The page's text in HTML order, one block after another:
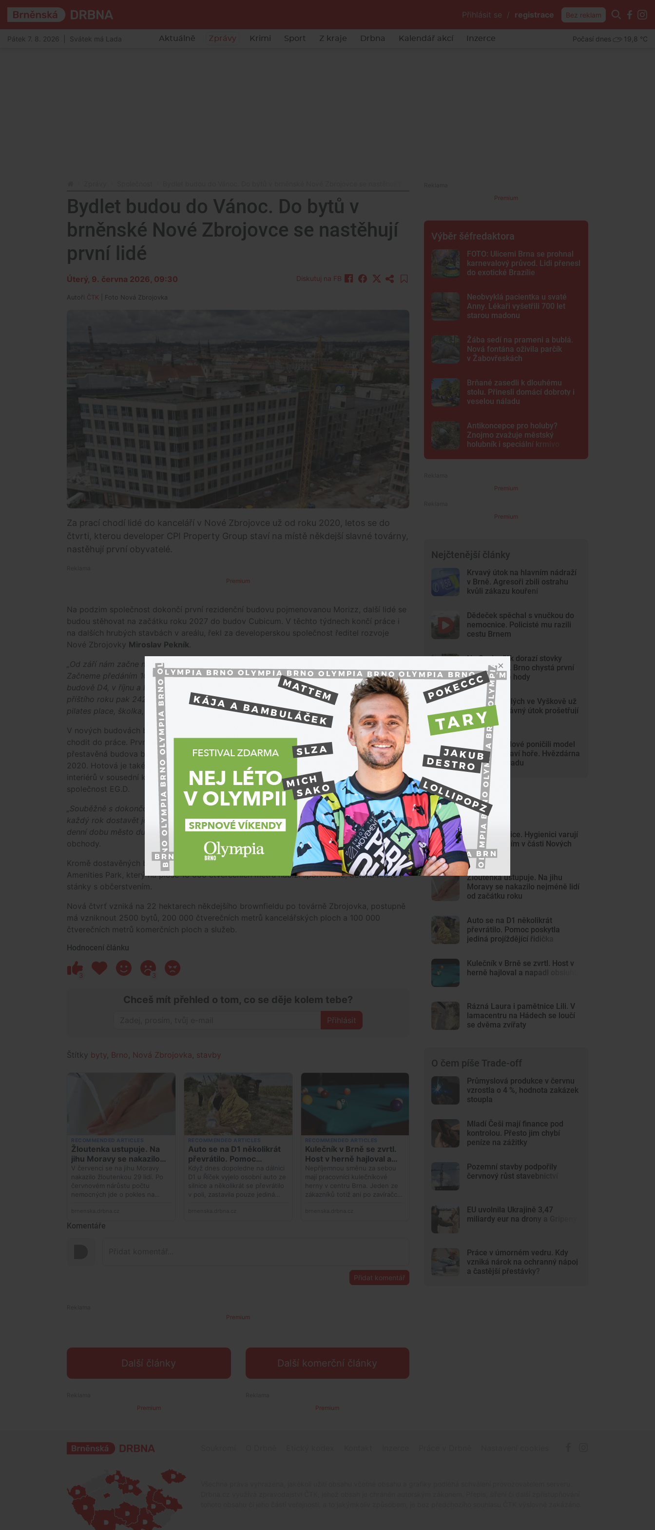
Přihlásit se / registrace Bez reklam
Pátek 7. 8. 2026 | Svátek má Lada Aktuálně Zprávy Krimi Sport Z kraje Drbna Kalendář akcí Inzerce Počasí dnes 19,8 °C
Bydlet budou do Vánoc. Do bytů v
brněnské Nové Zbrojovce se nastěhují
první lidé
Úterý, 9. června 2026, 09:30 Diskutuj na FB
Autoři ČTK | Foto Nová Zbrojovka
Za prací chodí lidé do kanceláří v Nové Zbrojovce už od roku 2020, letos se do
čtvrti, kterou developer CPI Property Group staví na místě někdejší slavné továrny,
nastěhují první obyvatelé.
Premium
Na podzim společnost dokončí první rezidenční budovu pojmenovanou Morizz, další lidé se
budou stěhovat na začátku roku 2027 do budov Cubicum. V těchto týdnech končí práce i
na dalších hrubých stavbách v areálu, řekl za developerskou společnost ředitel rozvoje
Nové Zbrojovky Miroslav Pekník.
„Od září nám začne maraton předávání dokončených prostor novým nájemcům či majitelům.
Začneme předáním 10.000 čtverečních metrů kancelářských prostor společnosti EG.D v
budově D4, v říjnu a listopadu předáváme 66 bytů v rezidenci Morizz, od ledna do října
příštího roku pak 242 bytů v rezidenci Cubicum a celou budovu Montowny, kde vznikne
pilates place, školka, supermarket a také 115 bytů nájemního bydlení,"
vyjmenoval Pekník.
V nových budovách bude bydlet mezi 600 a 1000 lidí, další budou do Nové Zbrojovky
chodit do práce. První budovou dokončenou v areálu Nové Zbrojovky byl Z-office, tedy
přestavěná budova bývalé nářaďovny, kam se první nájemci kanceláří nastěhovali v roce
2020. Hotová je také rekonstruovaná budova někdejšího ředitelství Zbrojovky, končí úpravy
interiérů v sousední kancelářské budově D4, kam se na podzim má přestěhovat distribuční
společnost EG.D.
„Souběžně s dokončováním rozestavených budov pracujeme na přípravě dalších. V plánu je
každý rok dostavět jeden obytný a jeden komerční blok, aby ze Zbrojovky nebylo v žádnou
denní dobu město duchů,"doplnil Pekník. Byty a kanceláře budou doplňovat služby a
obchody.
Kromě dostavěných budov na území Nové Zbrojovky funguje curlingová hala a takzvaný
Amenities Park, který na ploše 10 000 čtverečních metrů nabízí sportoviště, dětská hřiště i
stánky s občerstvením.
Nová čtvrť vzniká na 22 hektarech někdejšího brownfieldu po továrně Zbrojovka, postupně
má vzniknout 2500 bytů, 200 000 čtverečních metrů kancelářských ploch a 100 000
čtverečních metrů komerčních ploch a služeb.
Hodnocení článku
3 3
Chceš mít přehled o tom, co se děje kolem tebe?
Přihlásit
Štítky byty Brno Nová Zbrojovka stavby
Komentáře
Přidat komentář
Premium
Další články Další komerční články
Premium
Výběr šéfredaktora
FOTO: Ulicemi Brna se prohnal
karnevalový průvod. Lidi přenesl
do exotické Brazílie
Neobvyklá pacientka u svaté
Anny. Lékaři vyšetřili 700 let
starou madonu
Žába sedí na prameni a bublá.
Nová fontána oživila parčík
v Žabovřeskách
Brňané zasedli k dlouhému
stolu. Přinesli domácí dobroty i
veselou náladu
Antikoncepce pro holuby?
Znojmo zvažuje městský
holubník i speciální krmivo
Premium
Premium
Nejčtenější články
Krvavý útok na hlavním nádraží
v Brně. Agresoři zbili ostrahu
kvůli zákazu kouření
Dědeček spěchal s vnučkou do
nemocnice. Policisté mu razili
cestu Brnem
Na Svoboďák dorazí stovky
krojovaných. Brno chystá první
celoměstské hody
Gang nezletilých ve Vyškově už
dořádil. Nedávný útok prošetřují
kriminalisté
Mladí vandalové poničili model
Marsu na Kraví hoře. Hvězdárna
zařídila náhradu
Nejnovější články
Pozor na sinice. Hygienici varují
před koupáním v části Nových
Mlýnů
Žloutenka ustupuje. Na jihu
Moravy se nakazilo nejméně lidí
od začátku roku
Auto se na D1 několikrát
převrátilo. Pomoc poskytla
jediná projíždějící řidička
Kulečník v Brně se zvrtl. Host v
herně hajloval a napadl obsluhu
Rázná Laura i pamětnice Lili. V
lamacentru na Hádech se loučí
se dvěma zvířaty
O čem píše Trade-off
Průmyslová produkce v červnu
vzrostla o 4 %, hodnota zakázek
stoupla
Mladí Češi mají finance pod
kontrolou. Přesto jim chybí
peníze na zážitky
Pozemní stavby podpořily
červnový růst stavebnictví
EU uvolnila Ukrajině 3,47
miliardy eur na drony a Gripeny
Práce v úmorném vedru. Kdy
vzniká nárok na ochranný nápoj
a častější přestávky?
Premium Premium